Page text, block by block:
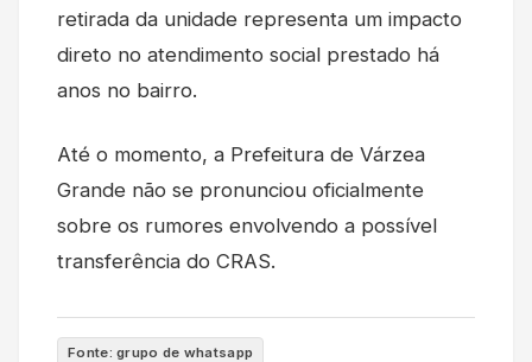
retirada da unidade representa um impacto
direto no atendimento social prestado há
anos no bairro.
Até o momento, a Prefeitura de Várzea
Grande não se pronunciou oficialmente
sobre os rumores envolvendo a possível
transferência do CRAS.
Fonte: grupo de whatsapp